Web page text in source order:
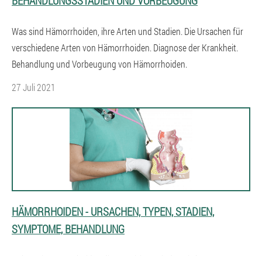
Was sind Hämorrhoiden, ihre Arten und Stadien. Die Ursachen für
verschiedene Arten von Hämorrhoiden. Diagnose der Krankheit.
Behandlung und Vorbeugung von Hämorrhoiden.
27 Juli 2021
HÄMORRHOIDEN - URSACHEN, TYPEN, STADIEN,
SYMPTOME, BEHANDLUNG